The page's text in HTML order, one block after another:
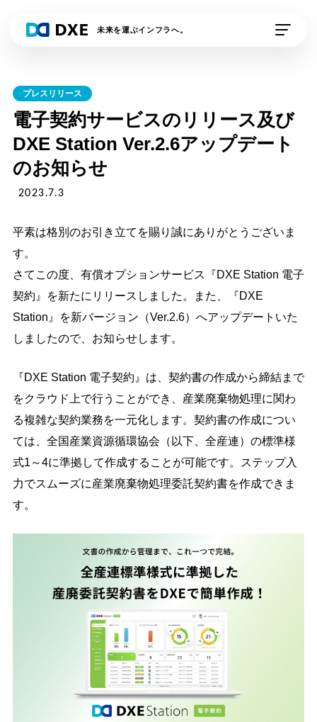
未来を運ぶインフラへ。
DXE Station 収運業
者
DXE Station 収運・
処分業者
DXEドライバー
導入の流れ 料金プラン
お役立ち資料 よくあるご質問
お問い合わせ
プレスリリース
電子契約サービスのリリース及び
DXE Station Ver.2.6アップデート
のお知らせ
2023.7.3
平素は格別のお引き立てを賜り誠にありがとうございま
す。
さてこの度、有償オプションサービス『DXE Station 電子
契約』を新たにリリースしました。また、『DXE
Station』を新バージョン（Ver.2.6）へアップデートいた
しましたので、お知らせします。
『DXE Station 電子契約』は、契約書の作成から締結まで
をクラウド上で行うことができ、産業廃棄物処理に関わ
る複雑な契約業務を一元化します。契約書の作成につい
ては、全国産業資源循環協会（以下、全産連）の標準様
式1～4に準拠して作成することが可能です。ステップ入
力でスムーズに産業廃棄物処理委託契約書を作成できま
す。